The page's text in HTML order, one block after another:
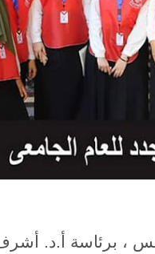
، برئاسة أ.د.